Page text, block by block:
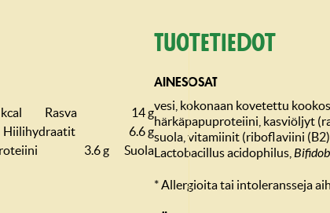
Rasva
14 g
Hiilihydraatit
6.6 g
3.6 g
Suola
Tuotetiedot
AINESOSAT
vesi, kokonaan kovetettu
härkäpapuproteiini, kasviöljyt
suola, vitamiinit (riboflaviini
Lactobacillus acidophilus,
* Allergioita tai intoleransseja